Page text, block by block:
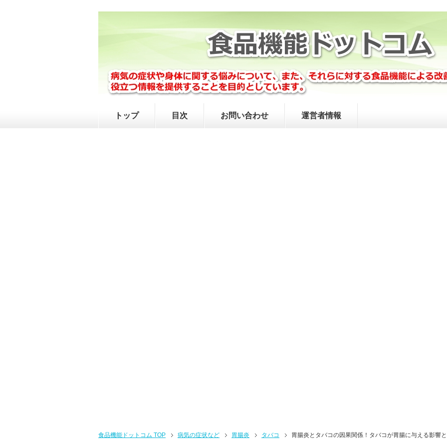
トップ 目次 お問い合わせ 運営者情報
食品機能ドットコム TOP 病気の症状など 胃腸炎 タバコ 胃腸炎とタバコの因果関係！タバコが胃腸に与える影響